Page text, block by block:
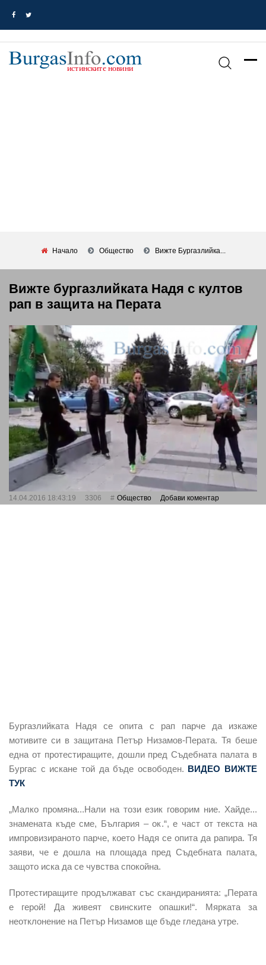
Начало Общество Вижте Бургазлийка...
Вижте бургазлийката Надя с култов
рап в защита на Перата
14.04.2016 18:43:19 3306 Общество Добави коментар
Бургазлийката Надя се опита с рап парче да изкаже
мотивите си в защитана Петър Низамов-Перата. Тя беше
една от протестиращите, дошли пред Съдебната палата в
Бургас с искане той да бъде освободен. ВИДЕО ВИЖТЕ
ТУК
„Малко промяна...Нали на този език говорим ние. Хайде...
знамената къде сме, България – ок.“, е част от текста на
импровизираното парче, което Надя се опита да рапира. Тя
заяви, че е дошла на площада пред Съдебната палата,
защото иска да се чувства спокойна.
Протестиращите продължават със скандиранията: „Перата
е герой! Да живеят свинските опашки!“. Мярката за
неотклонение на Петър Низамов ще бъде гледана утре.